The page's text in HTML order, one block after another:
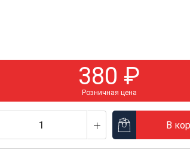
380 ₽
Розничная цена
В